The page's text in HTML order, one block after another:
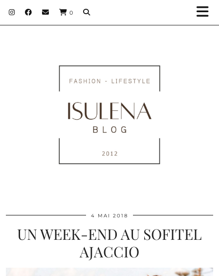
0
4 MAI 2018
UN WEEK-END AU SOFITEL
AJACCIO